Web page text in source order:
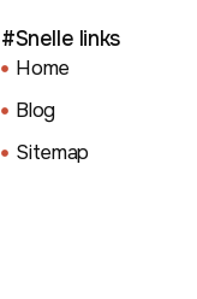
#Snelle links
Home
Blog
Sitemap